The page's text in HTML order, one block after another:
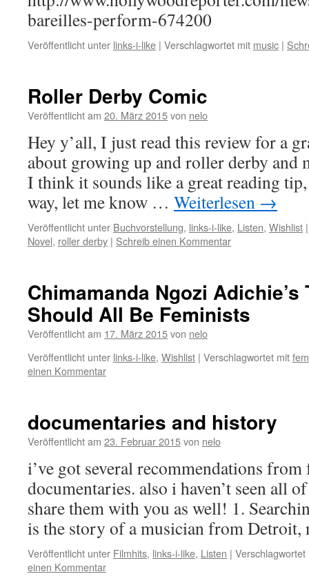
bareilles-perform-674200
Veröffentlicht unter links-i-like | Verschlagwortet mit music |
Roller Derby Comic
Veröffentlicht am 20. März 2015von nelo
Hey y’all, I just read this review for a
about growing up and roller derby
I think it sounds like a great reading
way, let me know … Weiterlesen →
Veröffentlicht unter Buchvorstellung, links-i-like, Listen, Wishlist |
Novel, roller derby | Schreib einen Kommentar
Chimamanda Ngozi Adichie’s
Should All Be Feminists
Veröffentlicht am 17. März 2015von nelo
Veröffentlicht unter links-i-like, Wishlist | Verschlagwortet mit
einen Kommentar
documentaries and history
Veröffentlicht am 23. Februar 2015von nelo
i’ve got several recommendations
documentaries. also i haven’t seen all
share them with you as well! 1.
is the story of a musician from
Veröffentlicht unter Filmhits, links-i-like, Listen | Verschlagwortet
einen Kommentar